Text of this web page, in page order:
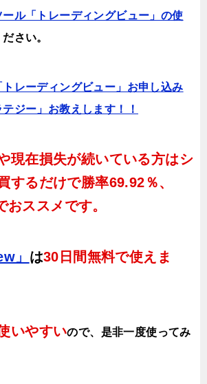
ル「トレーディングビュー」の使
さい。
トレーディングビュー」お申し込み
ジー」お教えします！！
現在損失が続いている方はシ
するだけで勝率69.92％、
おススメです。
」 は30日間無料で使えま
いやすいので、 是非一度使ってみ